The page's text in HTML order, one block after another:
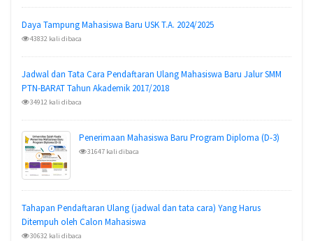
Daya Tampung Mahasiswa Baru USK T.A. 2024/2025
43832 kali dibaca
Jadwal dan Tata Cara Pendaftaran Ulang Mahasiswa Baru Jalur SMM
PTN-BARAT Tahun Akademik 2017/2018
34912 kali dibaca
Penerimaan Mahasiswa Baru Program Diploma (D-3)
31647 kali dibaca
Tahapan Pendaftaran Ulang (jadwal dan tata cara) Yang Harus
Ditempuh oleh Calon Mahasiswa
30632 kali dibaca